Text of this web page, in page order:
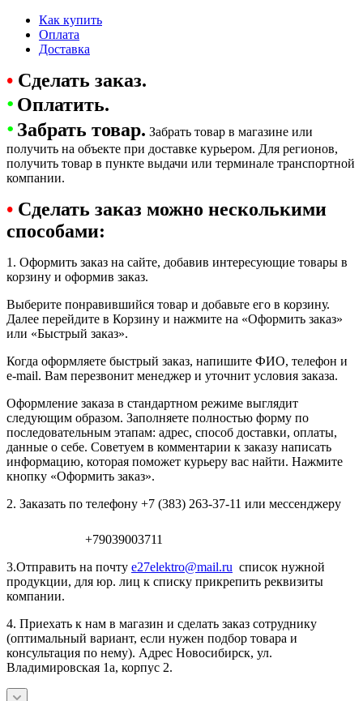
Как купить
Оплата
Доставка
• Сделать заказ.
• Оплатить.
• Забрать товар. Забрать товар в магазине или
получить на объекте при доставке курьером. Для регионов,
получить товар в пункте выдачи или терминале транспортной
компании.
• Сделать заказ можно несколькими
способами:
1. Оформить заказ на сайте, добавив интересующие товары в
корзину и оформив заказ.
Выберите понравившийся товар и добавьте его в корзину.
Далее перейдите в Корзину и нажмите на «Оформить заказ»
или «Быстрый заказ».
Когда оформляете быстрый заказ, напишите ФИО, телефон и
e-mail. Вам перезвонит менеджер и уточнит условия заказа.
Оформление заказа в стандартном режиме выглядит
следующим образом. Заполняете полностью форму по
последовательным этапам: адрес, способ доставки, оплаты,
данные о себе. Советуем в комментарии к заказу написать
информацию, которая поможет курьеру вас найти. Нажмите
кнопку «Оформить заказ».
2. Заказать по телефону +7 (383) 263-37-11 или мессенджеру
+79039003711
3.Отправить на почту e27elektro@mail.ru список нужной
продукции, для юр. лиц к списку прикрепить реквизиты
компании.
4. Приехать к нам в магазин и сделать заказ сотруднику
(оптимальный вариант, если нужен подбор товара и
консультация по нему). Адрес Новосибирск, ул.
Владимировская 1а, корпус 2.